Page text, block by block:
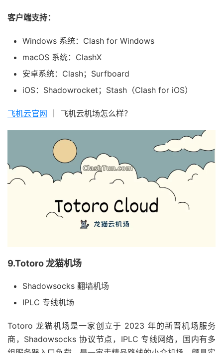
客户端支持：
Windows 系统：Clash for Windows
macOS 系统：ClashX
安卓系统：Clash；Surfboard
iOS：Shadowrocket；Stash（Clash for iOS）
飞机云官网 ｜ 飞机云机场怎么样？
9.Totoro 龙猫机场
Shadowsocks 翻墙机场
IPLC 专线机场
Totoro 龙猫机场是一家创立于 2023 年的新晋机场服务
商，Shadowsocks 协议节点，IPLC 专线网络，国内有多